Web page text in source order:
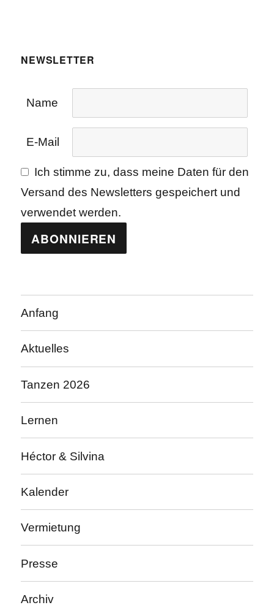
NEWSLETTER
Name
E-Mail
Ich stimme zu, dass meine Daten für den
Versand des Newsletters gespeichert und
verwendet werden.
Anfang
Aktuelles
Tanzen 2026
Lernen
Héctor & Silvina
Kalender
Vermietung
Presse
Archiv